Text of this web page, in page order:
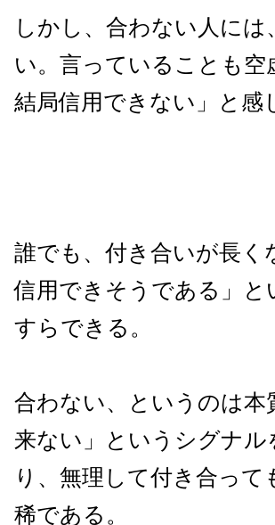
しかし、合わない人に
い。言っていることも
結局信用できない」と感
誰でも、付き合いが長
信用できそうである」
すらできる。
合わない、というのは本
来ない」というシグナ
り、無理して付き合っ
稀である。